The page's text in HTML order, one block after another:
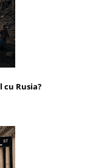
cu Rusia?